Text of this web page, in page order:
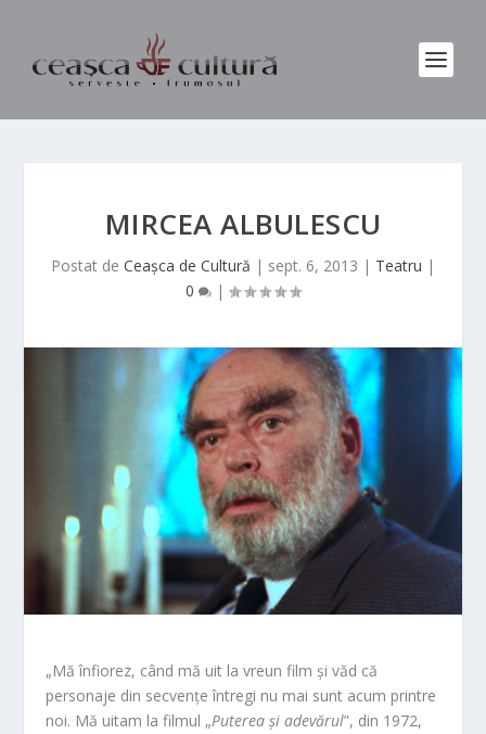
MIRCEA ALBULESCU
Postat de Ceașca de Cultură | sept. 6, 2013 | Teatru |
0
|
„Mă înfiorez, când mă uit la vreun film și văd că
personaje din secvențe întregi nu mai sunt acum printre
noi. Mă uitam la filmul „Puterea și adevărul”, din 1972,